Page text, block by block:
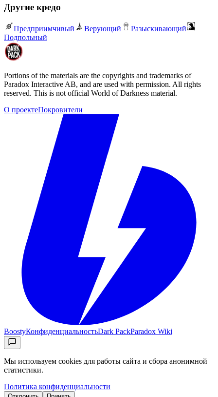
Другие кредо
Предприимчивый Верующий
Разыскивающий
Подпольный
Portions of the materials are the copyrights and trademarks of
Paradox Interactive AB, and are used with permission. All rights
reserved. This is not official World of Darkness material.
О проектеПокровители
BoostyКонфиденциальностьDark PackParadox Wiki
Мы используем cookies для работы сайта и сбора анонимной
статистики.
Политика конфиденциальности